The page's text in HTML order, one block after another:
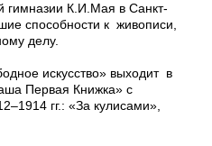
гимназии К.И.Мая в Санкт-
способности к живописи,
делу.
искусство» выходит в
Первая Книжка» с
гг.: «За кулисами»,